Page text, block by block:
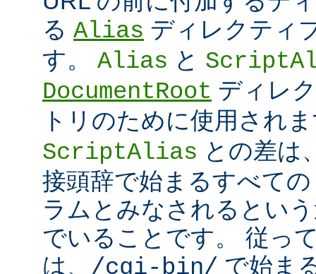
る Alias ディレクティ
す。 Alias と
DocumentRoot ディレ
トリのために使用され
ScriptAlias との差は
接頭辞で始まるすべて
ラムとみなされるとい
でいることです。 従っ
は、 /cgi-bin/ で始ま